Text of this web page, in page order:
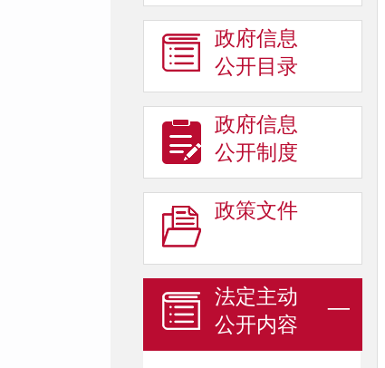
政府信息
公开目录
政府信息
公开制度
政策文件
法定主动
公开内容